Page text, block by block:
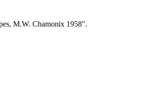
M.W. Chamonix 1958".